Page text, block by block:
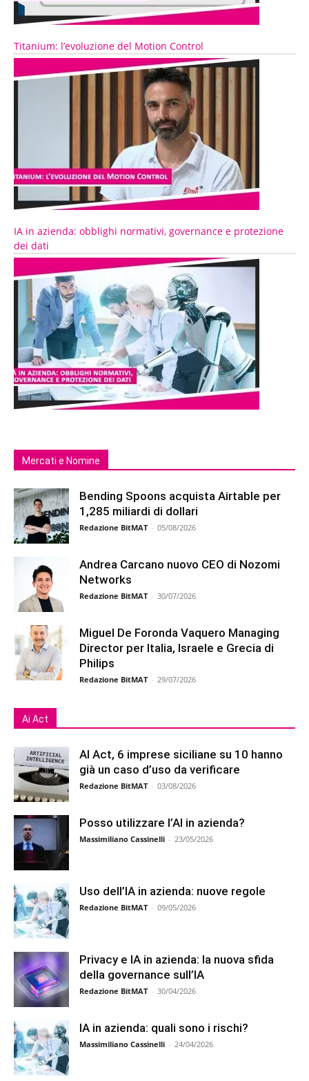
Titanium: l’evoluzione del Motion Control
IA in azienda: obblighi normativi, governance e protezione
dei dati
Mercati e Nomine
Bending Spoons acquista Airtable per
1,285 miliardi di dollari
Redazione BitMAT - 05/08/2026
Andrea Carcano nuovo CEO di Nozomi
Networks
Redazione BitMAT - 30/07/2026
Miguel De Foronda Vaquero Managing
Director per Italia, Israele e Grecia di
Philips
Redazione BitMAT - 29/07/2026
Ai Act
AI Act, 6 imprese siciliane su 10 hanno
già un caso d’uso da verificare
Redazione BitMAT - 03/08/2026
Posso utilizzare l’AI in azienda?
Massimiliano Cassinelli - 23/05/2026
Uso dell’IA in azienda: nuove regole
Redazione BitMAT - 09/05/2026
Privacy e IA in azienda: la nuova sfida
della governance sull’IA
Redazione BitMAT - 30/04/2026
IA in azienda: quali sono i rischi?
Massimiliano Cassinelli - 24/04/2026